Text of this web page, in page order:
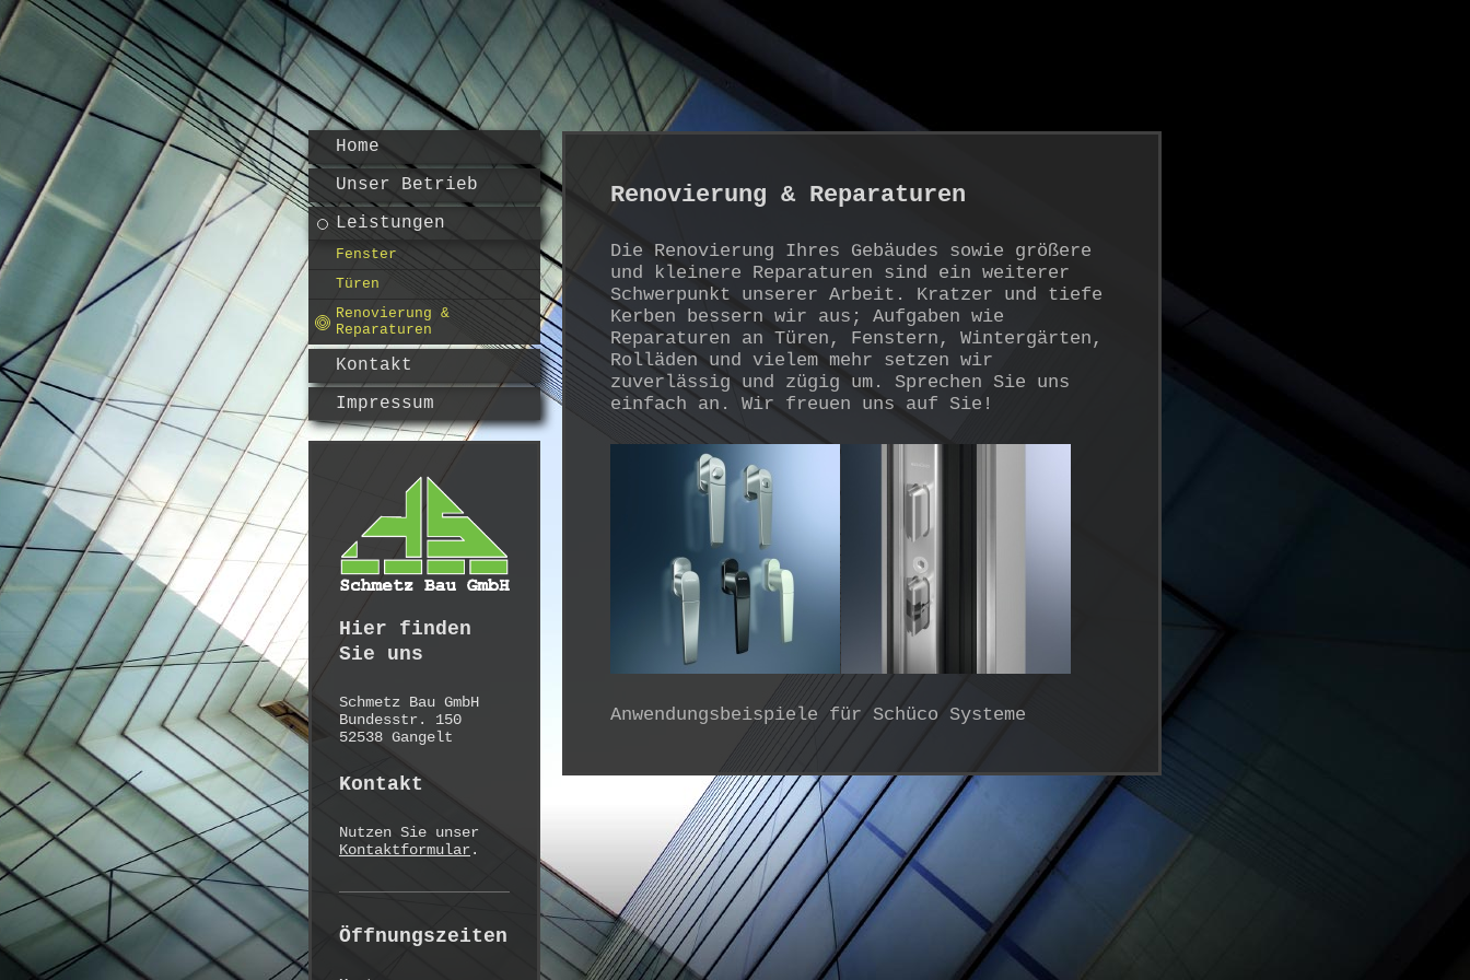
Home
Unser Betrieb
Leistungen
Fenster
Türen
Renovierung &
Reparaturen
Kontakt
Impressum
Hier finden
Sie uns
Schmetz Bau GmbH
Bundesstr. 150
52538 Gangelt
Kontakt
Nutzen Sie unser
Kontaktformular .
Öffnungszeiten
Renovierung & Reparaturen
Die Renovierung Ihres Gebäudes sowie größere
und kleinere Reparaturen sind ein weiterer
Schwerpunkt unserer Arbeit. Kratzer und tiefe
Kerben bessern wir aus; Aufgaben wie
Reparaturen an Türen, Fenstern, Wintergärten,
Rolläden und vielem mehr setzen wir
zuverlässig und zügig um. Sprechen Sie uns
einfach an. Wir freuen uns auf Sie!
Anwendungsbeispiele für Schüco Systeme